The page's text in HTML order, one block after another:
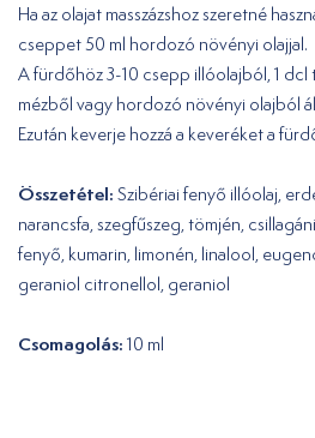
Ha az olajat masszázshoz szeretné
cseppet 50 ml hordozó növényi olajjal.
A fürdőhöz 3-10 csepp illóolajból, 1 dcl
mézből vagy hordozó növényi olajból
Ezután keverje hozzá a keveréket a
Összetétel: Szibériai fenyő illóolaj,
narancsfa, szegfűszeg, tömjén,
fenyő, kumarin, limonén, linalool,
geraniol citronellol, geraniol
Csomagolás: 10 ml